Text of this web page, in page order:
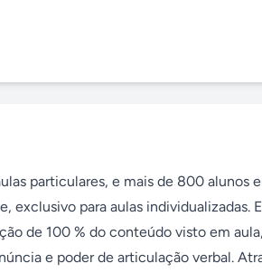
particulares, e mais de 800 alunos
para aulas individualizadas.
de 100 % do conteúdo visto em
e poder de articulação verbal.